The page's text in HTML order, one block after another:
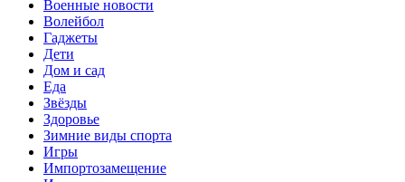
Военные новости
Волейбол
Гаджеты
Дети
Дом и сад
Еда
Звёзды
Здоровье
Зимние виды спорта
Игры
Импортозамещение